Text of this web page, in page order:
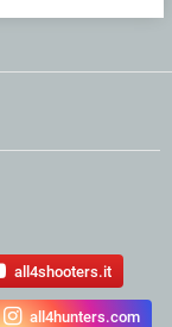
all4shooters.it
all4hunters.com